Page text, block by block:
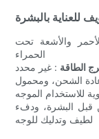
للعناية بالبشرة
والأشعة تحت
الحمراء
الطاقة : غير محدد
الشحن، ومحمول
للاستخدام الموجه
قبل البشرة، ودفء
لطيف وتدليك للوجه